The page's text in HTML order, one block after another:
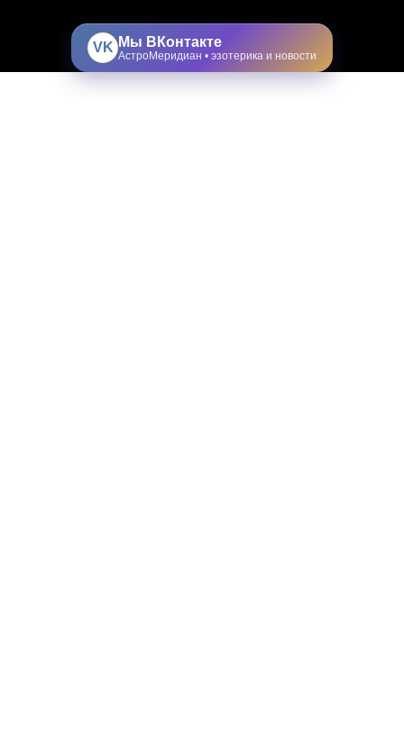
VK Мы ВКонтакте
АстроМеридиан • эзотерика и новости